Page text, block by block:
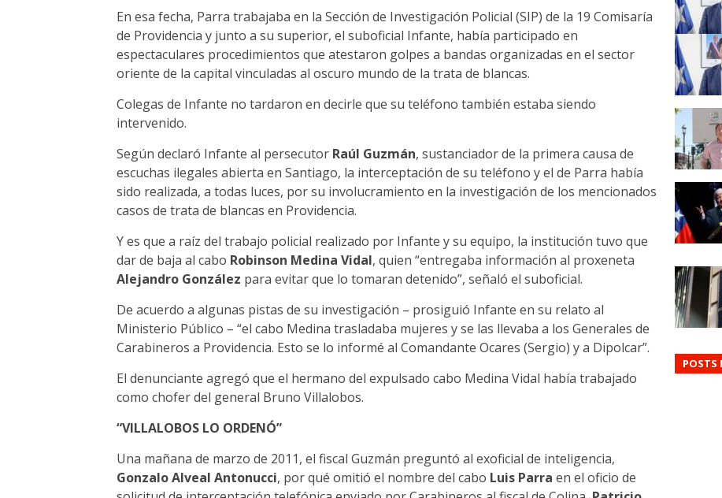
En esa fecha, Parra trabajaba en la Sección de Investigación Policial (SIP) de la 19 Comisaría
de Providencia y junto a su superior, el suboficial Infante, había participado en
espectaculares procedimientos que atestaron golpes a bandas organizadas en el sector
oriente de la capital vinculadas al oscuro mundo de la trata de blancas.
Colegas de Infante no tardaron en decirle que su teléfono también estaba siendo
intervenido.
Según declaró Infante al persecutor Raúl Guzmán, sustanciador de la primera causa de
escuchas ilegales abierta en Santiago, la interceptación de su teléfono y el de Parra había
sido realizada, a todas luces, por su involucramiento en la investigación de los mencionados
casos de trata de blancas en Providencia.
Y es que a raíz del trabajo policial realizado por Infante y su equipo, la institución tuvo que
dar de baja al cabo Robinson Medina Vidal, quien “entregaba información al proxeneta
Alejandro González para evitar que lo tomaran detenido”, señaló el suboficial.
De acuerdo a algunas pistas de su investigación – prosiguió Infante en su relato al
Ministerio Público – “el cabo Medina trasladaba mujeres y se las llevaba a los Generales de
Carabineros a Providencia. Esto se lo informé al Comandante Ocares (Sergio) y a Dipolcar”.
El denunciante agregó que el hermano del expulsado cabo Medina Vidal había trabajado
como chofer del general Bruno Villalobos.
“VILLALOBOS LO ORDENÓ”
Una mañana de marzo de 2011, el fiscal Guzmán preguntó al exoficial de inteligencia,
Gonzalo Alveal Antonucci, por qué omitió el nombre del cabo Luis Parra en el oficio de
POSTS